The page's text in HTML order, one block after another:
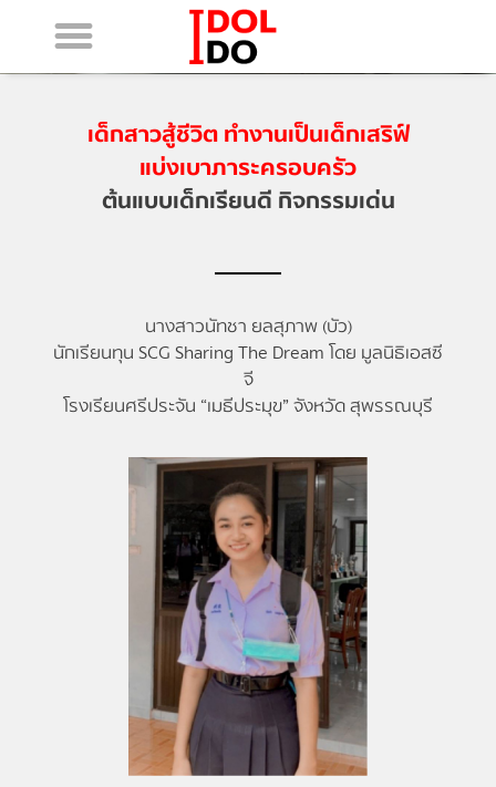
เด็กสาวสู้ชีวิต ทำงานเป็นเด็กเสริฟ์
แบ่งเบาภาระครอบครัว
ต้นแบบเด็กเรียนดี กิจกรรมเด่น
นางสาวนัทชา ยลสุภาพ (บัว)
นักเรียนทุน SCG Sharing The Dream โดย มูลนิธิเอสซี
จี
โรงเรียนศรีประจัน “เมธีประมุข” จังหวัด สุพรรณบุรี